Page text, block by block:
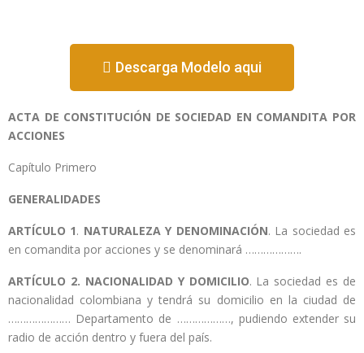
Descarga Modelo aqui
ACTA DE CONSTITUCIÓN DE SOCIEDAD EN COMANDITA POR
ACCIONES
Capítulo Primero
GENERALIDADES
ARTÍCULO 1. NATURALEZA Y DENOMINACIÓN. La sociedad es
en comandita por acciones y se denominará ……………….
ARTÍCULO 2. NACIONALIDAD Y DOMICILIO. La sociedad es de
nacionalidad colombiana y tendrá su domicilio en la ciudad de
………………… Departamento de ………………, pudiendo extender su
radio de acción dentro y fuera del país.